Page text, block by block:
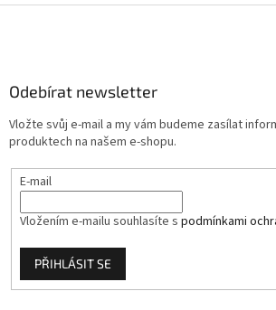
Odebírat newsletter
Vložte svůj e-mail a my vám budeme zasílat
produktech na našem e-shopu.
E-mail
Vložením e-mailu souhlasíte s podmínkami
PŘIHLÁSIT SE